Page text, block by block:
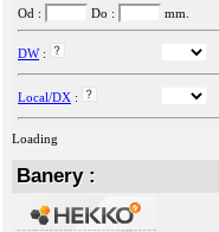
Od :
Do : mm.
DW:
Local/DX :
Loading
Banery :